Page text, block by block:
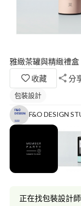
雅緻茶罐與精緻禮盒
收藏
分
包裝設計
F&O DESIGN
正在找包裝設計